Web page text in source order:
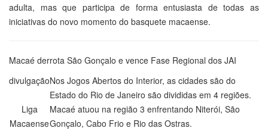
adulta, mas que participa de forma entusiasta de todas as
iniciativas do novo momento do basquete macaense.
Macaé derrota São Gonçalo e vence Fase Regional dos JAI
divulgação
Liga
Macaense
Nos Jogos Abertos do Interior, as cidades são do
Estado do Rio de Janeiro são divididas em 4 regiões.
Macaé atuou na região 3 enfrentando Niterói, São
Gonçalo, Cabo Frio e Rio das Ostras.